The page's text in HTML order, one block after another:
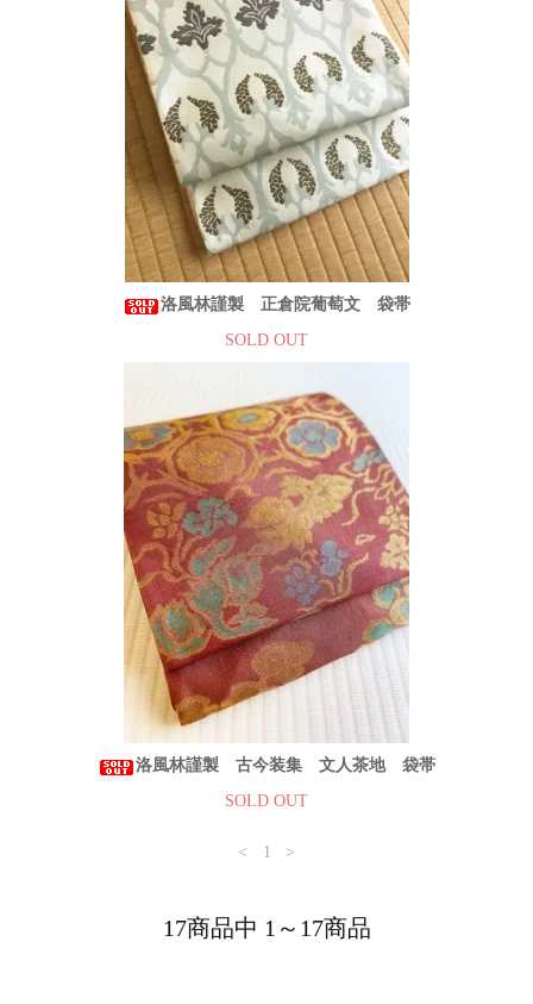
洛風林謹製 正倉院葡萄文 袋帯
SOLD OUT
洛風林謹製 古今装集 文人茶地 袋帯
SOLD OUT
< 1 >
17商品中 1～17商品